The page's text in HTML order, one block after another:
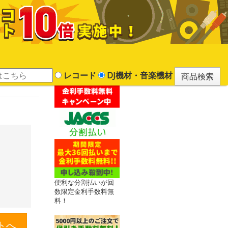
レコード DJ機材・音楽機材
便利な分割払いが回
数限定金利手数料無
料！